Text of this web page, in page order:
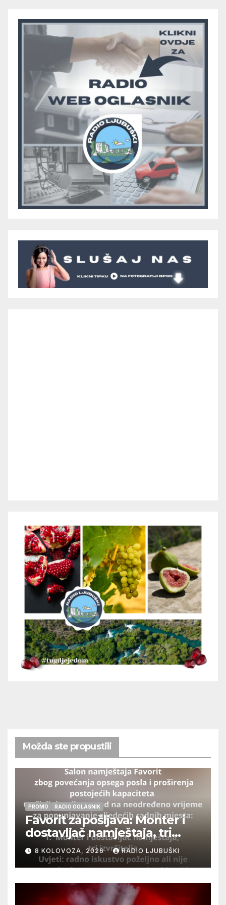
Možda ste propustili
PROMO RADIO OGLASNIK
Favorit zapošljava: Monter i
dostavljač namještaja, tri
izvršitelja
8 KOLOVOZA, 2026 RADIO LJUBUŠKI